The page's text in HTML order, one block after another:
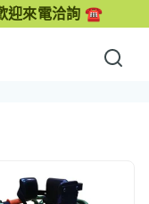
迎來電洽詢 ☎️